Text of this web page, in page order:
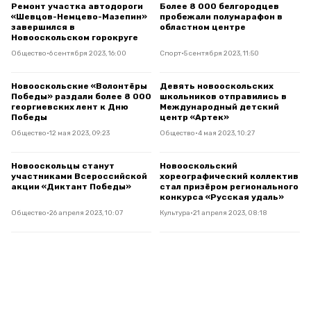
Ремонт участка автодороги
«Шевцов-Немцево-Мазепин»
завершился в
Новооскольском горокруге
Общество•6 сентября 2023, 16:00
Более 8 000 белгородцев
пробежали полумарафон в
областном центре
Спорт•5 сентября 2023, 11:50
Новооскольские «Волонтёры
Победы» раздали более 8 000
георгиевских лент к Дню
Победы
Общество•12 мая 2023, 09:23
Девять новооскольских
школьников отправились в
Международный детский
центр «Артек»
Общество•4 мая 2023, 10:27
Новооскольцы станут
участниками Всероссийской
акции «Диктант Победы»
Общество•26 апреля 2023, 10:07
Новооскольский
хореографический коллектив
стал призёром регионального
конкурса «Русская удаль»
Культура•21 апреля 2023, 08:18